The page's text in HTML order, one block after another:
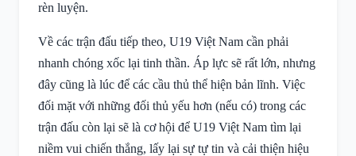
rèn luyện.
Về các trận đấu tiếp theo, U19 Việt Nam cần phải
nhanh chóng xốc lại tinh thần. Áp lực sẽ rất lớn, nhưng
đây cũng là lúc để các cầu thủ thể hiện bản lĩnh. Việc
đối mặt với những đối thủ yếu hơn (nếu có) trong các
trận đấu còn lại sẽ là cơ hội để U19 Việt Nam tìm lại
niềm vui chiến thắng, lấy lại sự tự tin và cải thiện hiệu